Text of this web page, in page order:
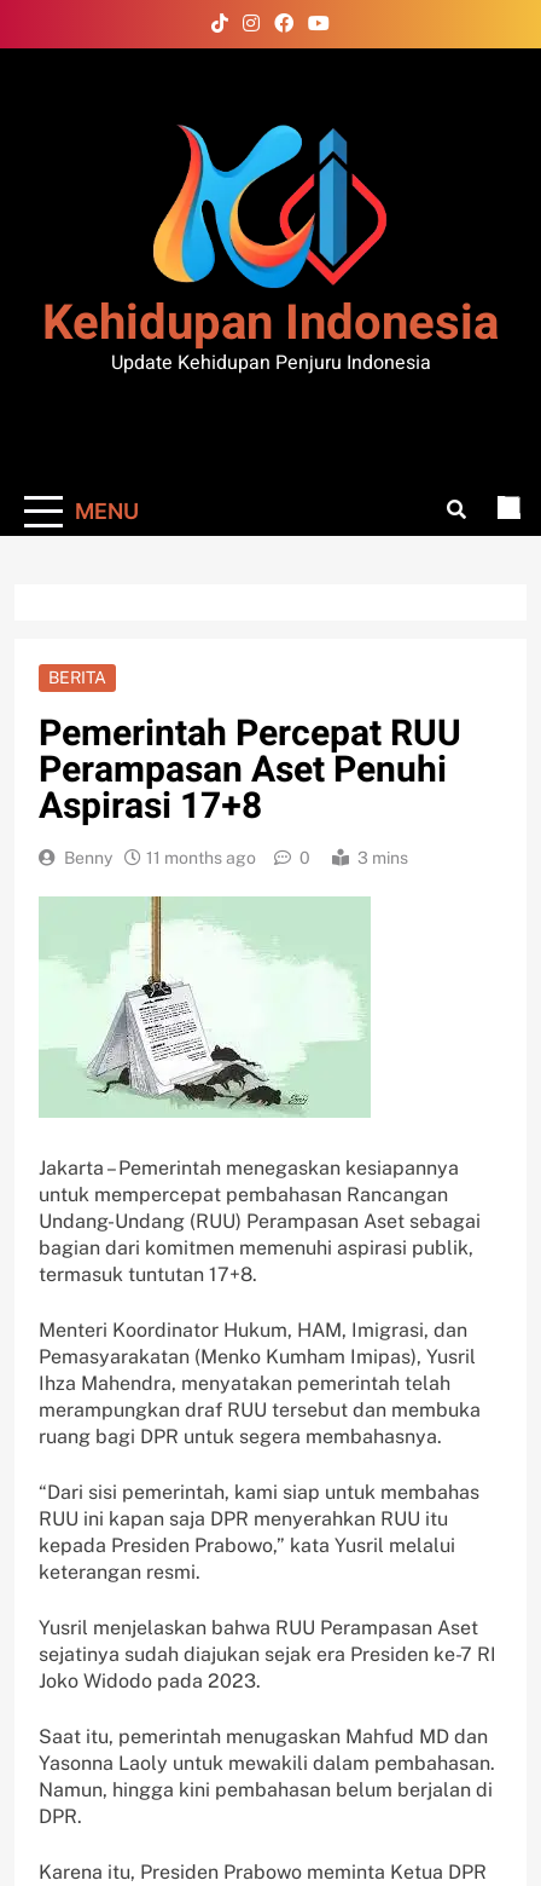
to
Kehidupan Indonesia
Update Kehidupan Penjuru Indonesia
MENU
BERITA
Pemerintah Percepat RUU
Perampasan Aset Penuhi
Aspirasi 17+8
Benny 11 months ago 0 3 mins
Jakarta – Pemerintah menegaskan kesiapannya
untuk mempercepat pembahasan Rancangan
Undang-Undang (RUU) Perampasan Aset sebagai
bagian dari komitmen memenuhi aspirasi publik,
termasuk tuntutan 17+8.
Menteri Koordinator Hukum, HAM, Imigrasi, dan
Pemasyarakatan (Menko Kumham Imipas), Yusril
Ihza Mahendra, menyatakan pemerintah telah
merampungkan draf RUU tersebut dan membuka
ruang bagi DPR untuk segera membahasnya.
“Dari sisi pemerintah, kami siap untuk membahas
RUU ini kapan saja DPR menyerahkan RUU itu
kepada Presiden Prabowo,” kata Yusril melalui
keterangan resmi.
Yusril menjelaskan bahwa RUU Perampasan Aset
sejatinya sudah diajukan sejak era Presiden ke-7 RI
Joko Widodo pada 2023.
Saat itu, pemerintah menugaskan Mahfud MD dan
Yasonna Laoly untuk mewakili dalam pembahasan.
Namun, hingga kini pembahasan belum berjalan di
DPR.
Karena itu, Presiden Prabowo meminta Ketua DPR